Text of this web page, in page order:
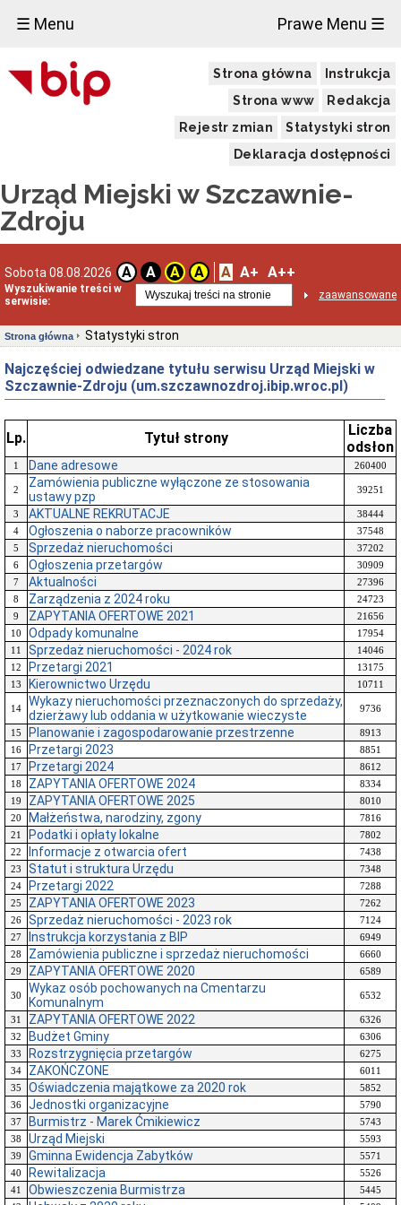
☰ Menu Prawe Menu ☰
Strona główna
Instrukcja
Strona www
Redakcja
Rejestr zmian
Statystyki stron
Deklaracja dostępności
Urząd Miejski w Szczawnie-
Zdroju
Sobota 08.08.2026 A A A A A A+ A++
Wyszukiwanie treści w
serwisie:
zaawansowane
Strona główna Statystyki stron
Najczęściej odwiedzane tytułu serwisu Urząd Miejski w
Szczawnie-Zdroju (um.szczawnozdroj.ibip.wroc.pl)
Lp. Tytuł strony
Liczba
odsłon
1 Dane adresowe 260400
2
Zamówienia publiczne wyłączone ze stosowania
ustawy pzp
39251
3 AKTUALNE REKRUTACJE
38444
4
Ogłoszenia o naborze pracowników
37548
5
Sprzedaż nieruchomości
37202
6
Ogłoszenia przetargów
30909
7
Aktualności
27396
8
Zarządzenia z 2024 roku
24723
9
ZAPYTANIA OFERTOWE 2021
21656
10
Odpady komunalne
17954
11
Sprzedaż nieruchomości - 2024 rok
14046
12
Przetargi 2021
13175
13
Kierownictwo Urzędu 10711
14
Wykazy nieruchomości przeznaczonych do sprzedaży,
dzierżawy lub oddania w użytkowanie wieczyste
9736
15 Planowanie i zagospodarowanie przestrzenne
8913
16
Przetargi 2023
8851
17
Przetargi 2024
8612
18
ZAPYTANIA OFERTOWE 2024
8334
19
ZAPYTANIA OFERTOWE 2025
8010
20
Małżeństwa, narodziny, zgony
7816
21
Podatki i opłaty lokalne
7802
22
Informacje z otwarcia ofert
7438
23
Statut i struktura Urzędu
7348
24
Przetargi 2022
7288
25
ZAPYTANIA OFERTOWE 2023
7262
26
Sprzedaż nieruchomości - 2023 rok
7124
27
Instrukcja korzystania z BIP
6949
28
Zamówienia publiczne i sprzedaż nieruchomości
6660
29
ZAPYTANIA OFERTOWE 2020 6589
30
Wykaz osób pochowanych na Cmentarzu
Komunalnym
6532
31 ZAPYTANIA OFERTOWE 2022
6326
32
Budżet Gminy
6306
33
Rozstrzygnięcia przetargów
6275
34
ZAKOŃCZONE
6011
35
Oświadczenia majątkowe za 2020 rok
5852
36
Jednostki organizacyjne
5790
37
Burmistrz - Marek Ćmikiewicz
5743
38
Urząd Miejski
5593
39
Gminna Ewidencja Zabytków
5571
40
Rewitalizacja
5526
41
Obwieszczenia Burmistrza
5445